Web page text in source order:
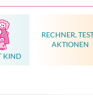
KIND
RECHNER,
AKTIONEN